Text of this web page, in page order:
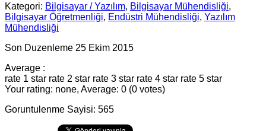
Kategori: Bilgisayar / Yazılım, Bilgisayar Mühendisliği,
Bilgisayar Öğretmenliği, Endüstri Mühendisliği, Yazılım
Mühendisliği
Son Duzenleme 25 Ekim 2015
Average :
rate 1 star rate 2 star rate 3 star rate 4 star rate 5 star
Your rating: none, Average: 0 (0 votes)
Goruntulenme Sayisi: 565